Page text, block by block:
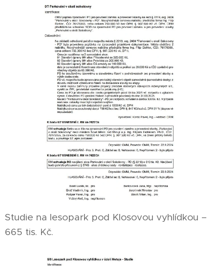
Studie na lesopark pod Klosovou vyhlídkou –
665 tis. Kč.